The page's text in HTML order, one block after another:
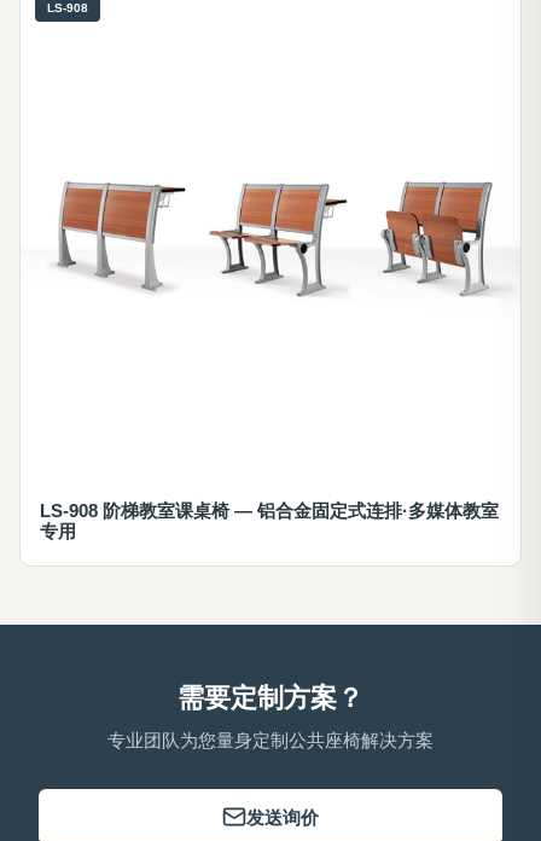
LS-908
LS-908 阶梯教室课桌椅 — 铝合金固定式连排·多媒体教室
专用
需要定制方案？
专业团队为您量身定制公共座椅解决方案
发送询价